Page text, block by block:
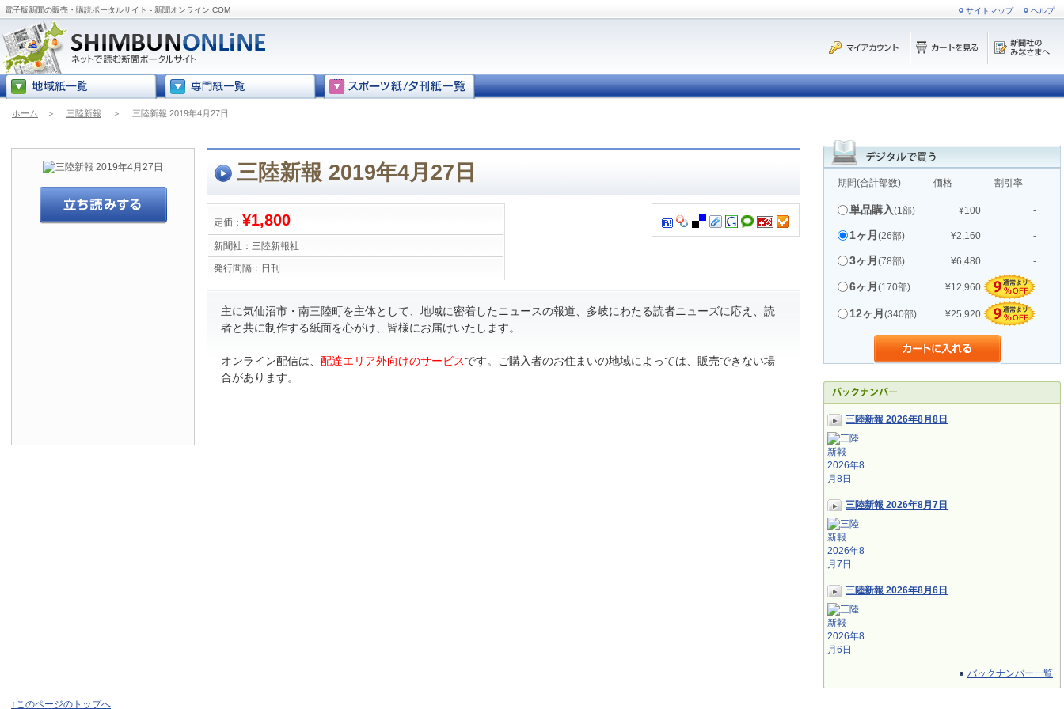
電子版新聞の販売・購読ポータルサイト - 新聞オンライン.COM サイトマップ ヘルプ
ホーム ＞ 三陸新報 ＞ 三陸新報 2019年4月27日
期間(合計部数) 価格 割引率
単品購入(1部) ¥100 -
1ヶ月 (26部) ¥2,160 -
3ヶ月 (78部) ¥6,480 -
6ヶ月 (170部) ¥12,960
12ヶ月 (340部) ¥25,920
三陸新報 2026年8月8日
三陸新報 2026年8月7日
三陸新報 2026年8月6日
バックナンバー一覧
三陸新報 2019年4月27日
定価： ¥1,800
新聞社： 三陸新報社
発行間隔： 日刊
主に気仙沼市・南三陸町を主体として、地域に密着したニュースの報道、多岐にわたる読者ニューズに応え、読
者と共に制作する紙面を心がけ、皆様にお届けいたします。
オンライン配信は、 配達エリア外向けのサービスです。ご購入者のお住まいの地域によっては、販売できない場
合があります。
↑このページのトップへ